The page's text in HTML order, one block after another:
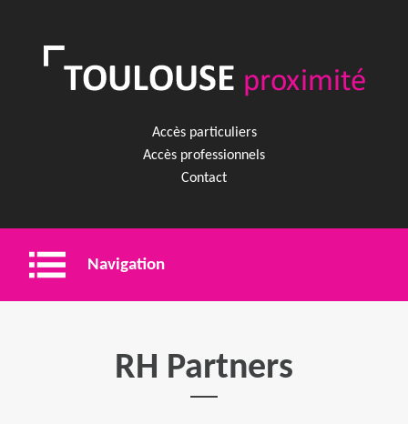
Accès particuliers
Accès professionnels
Contact
Navigation
RH Partners